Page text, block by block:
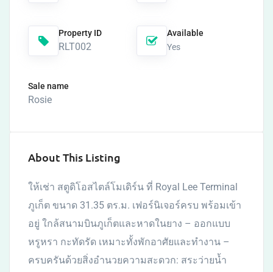
Property ID
RLT002
Available
Yes
Sale name
Rosie
About This Listing
ให้เช่า สตูดิโอสไตล์โมเดิร์น ที่ Royal Lee Terminal
ภูเก็ต ขนาด 31.35 ตร.ม. เฟอร์นิเจอร์ครบ พร้อมเข้า
อยู่ ใกล้สนามบินภูเก็ตและหาดในยาง – ออกแบบ
หรูหรา กะทัดรัด เหมาะทั้งพักอาศัยและทำงาน –
ครบครันด้วยสิ่งอำนวยความสะดวก: สระว่ายน้ำ